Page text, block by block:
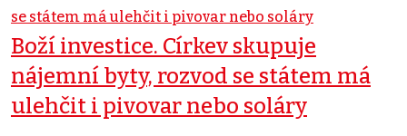
Boží investice. Církev skupuje
nájemní byty, rozvod se státem má
ulehčit i pivovar nebo soláry